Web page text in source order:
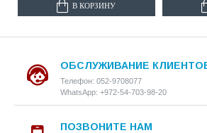
В КОРЗИНУ
ОБСЛУЖИВАНИЕ
Телефон: 052-9708077
WhatsApp: +972-54-703-98-20
ПОЗВОНИТЕ НАМ